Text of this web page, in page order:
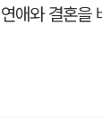
애와 결혼을